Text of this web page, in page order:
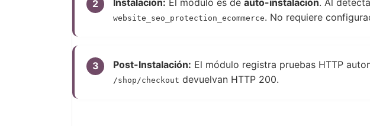
2
website_seo_protection_ecommerce. No requiere
3 Post-Instalación: El módulo registra pruebas HTTP
/shop/checkout devuelvan HTTP 200.